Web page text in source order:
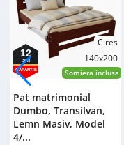
Cires
140x200
Somiera inclusa
12
ani
GARANTIE
Pat matrimonial
Dumbo, Transilvan,
Lemn Masiv, Model
4/...